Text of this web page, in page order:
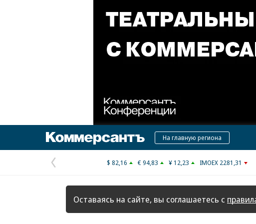
КоммерсантъНа главную региона
Предыдущая
страница
$ 82,16 € 94,83 ¥ 12,23 IMOEX 2281,31
Оставаясь на сайте, вы соглашаетесь с